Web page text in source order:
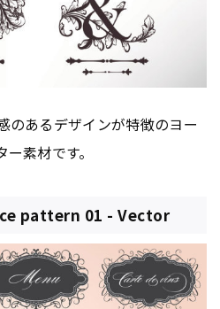
のあるデザインが特徴のヨー
素材です。
pattern 01 - Vector